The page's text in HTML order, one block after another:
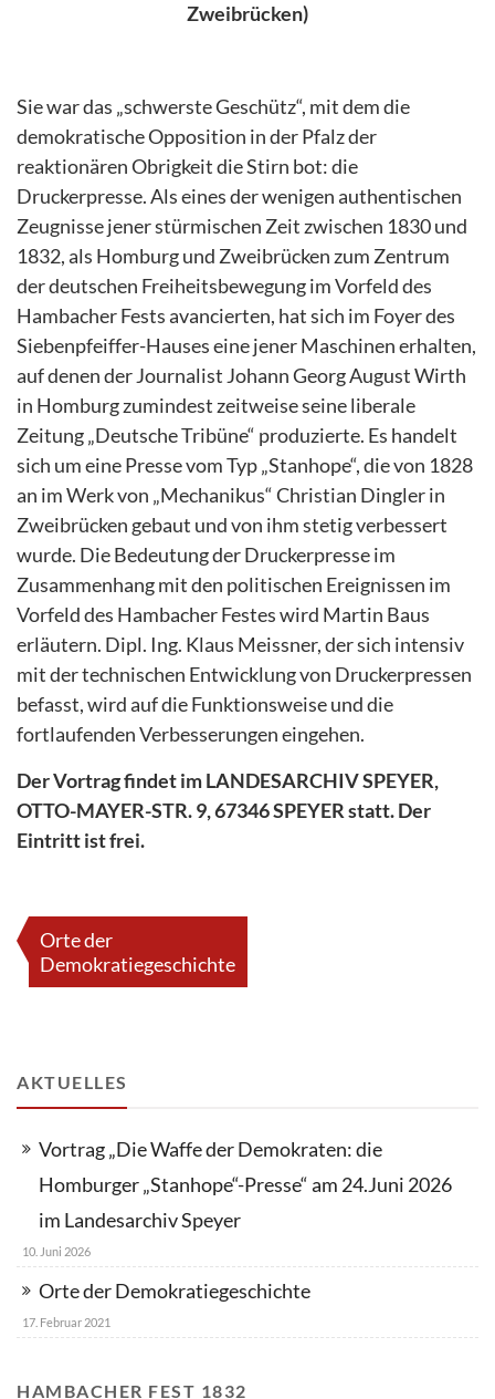
Zweibrücken)
Sie war das „schwerste Geschütz“, mit dem die
demokratische Opposition in der Pfalz der
reaktionären Obrigkeit die Stirn bot: die
Druckerpresse. Als eines der wenigen authentischen
Zeugnisse jener stürmischen Zeit zwischen 1830 und
1832, als Homburg und Zweibrücken zum Zentrum
der deutschen Freiheitsbewegung im Vorfeld des
Hambacher Fests avancierten, hat sich im Foyer des
Siebenpfeiffer-Hauses eine jener Maschinen erhalten,
auf denen der Journalist Johann Georg August Wirth
in Homburg zumindest zeitweise seine liberale
Zeitung „Deutsche Tribüne“ produzierte. Es handelt
sich um eine Presse vom Typ „Stanhope“, die von 1828
an im Werk von „Mechanikus“ Christian Dingler in
Zweibrücken gebaut und von ihm stetig verbessert
wurde. Die Bedeutung der Druckerpresse im
Zusammenhang mit den politischen Ereignissen im
Vorfeld des Hambacher Festes wird Martin Baus
erläutern. Dipl. Ing. Klaus Meissner, der sich intensiv
mit der technischen Entwicklung von Druckerpressen
befasst, wird auf die Funktionsweise und die
fortlaufenden Verbesserungen eingehen.
Der Vortrag findet im LANDESARCHIV SPEYER,
OTTO-MAYER-STR. 9, 67346 SPEYER statt. Der
Eintritt ist frei.
Beitragsnavigation
Orte der
Demokratiegeschichte
AKTUELLES
Vortrag „Die Waffe der Demokraten: die
Homburger „Stanhope“-Presse“ am 24.Juni 2026
im Landesarchiv Speyer
10. Juni 2026
Orte der Demokratiegeschichte
17. Februar 2021
HAMBACHER FEST 1832